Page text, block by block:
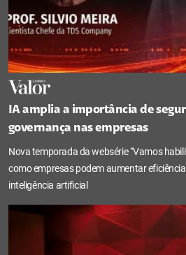
IA amplia a importância de
governança nas empresas
Nova temporada da websérie “Vamos
como empresas podem aumentar
inteligência artificial